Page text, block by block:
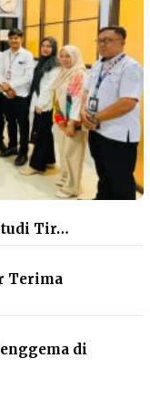
Tir…
Terima
di